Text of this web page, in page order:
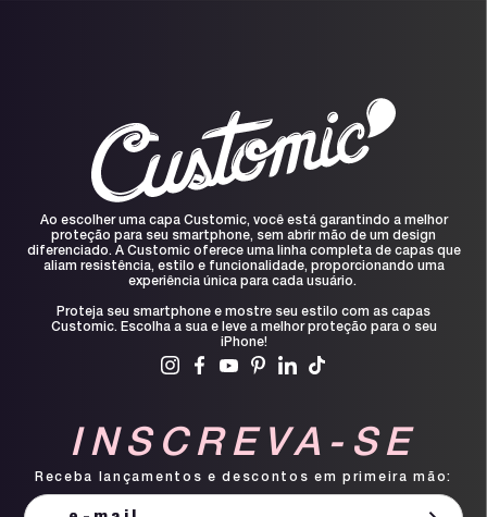
Ao escolher uma capa Customic, você está garantindo a melhor
proteção para seu smartphone, sem abrir mão de um design
diferenciado. A Customic oferece uma linha completa de capas que
aliam resistência, estilo e funcionalidade, proporcionando uma
experiência única para cada usuário.
Proteja seu smartphone e mostre seu estilo com as capas
Customic. Escolha a sua e leve a melhor proteção para o seu
iPhone!
INSCREVA-SE
Receba lançamentos e descontos em primeira mão: